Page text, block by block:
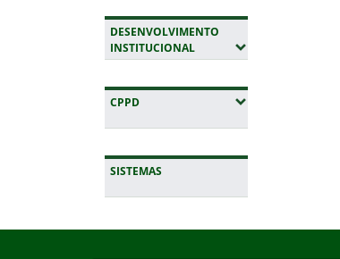
DESENVOLVIMENTO
INSTITUCIONAL(EXPANDIR SUBMENUS)
CPPD(EXPANDIR SUBMENUS)
SISTEMAS